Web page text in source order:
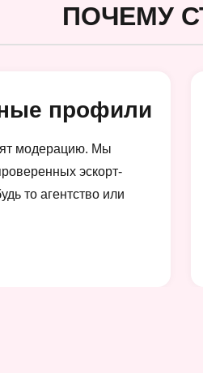
ПОЧЕМУ
профили
модерацию. Мы
эскорт-
то агентство или